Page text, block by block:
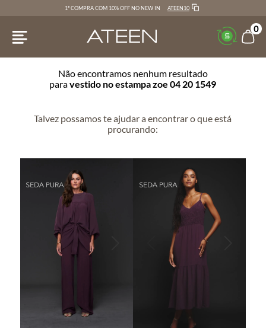
1ª COMPRA COM 10% OFF NO NEW IN ATEEN10
0
Não encontramos nenhum resultado
paravestido no estampa zoe 04 20 1549
Talvez possamos te ajudar a encontrar o que está
procurando: